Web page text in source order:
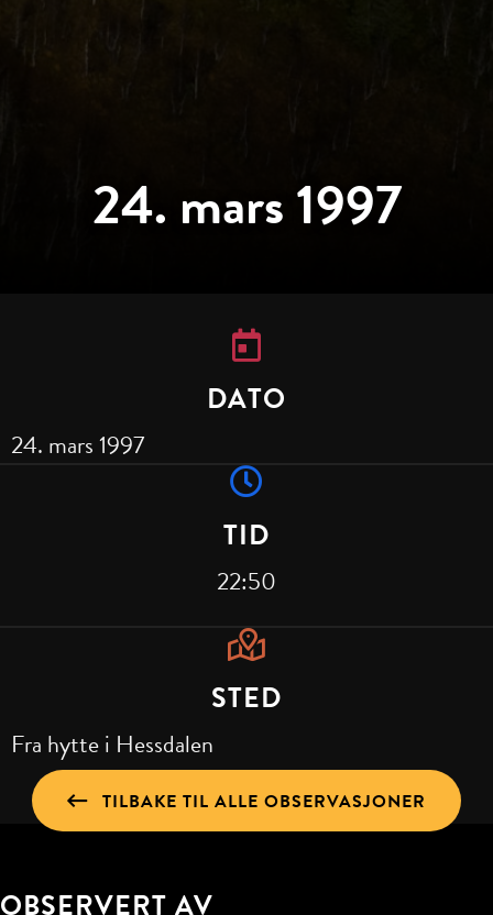
24. mars 1997
DATO
24. mars 1997
TID
22:50
STED
Fra hytte i Hessdalen
TILBAKE TIL ALLE OBSERVASJONER
OBSERVERT AV